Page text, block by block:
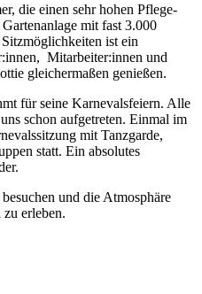
die einen sehr hohen Pflege-
mit fast 3.000
ist ein
Mitarbeiter:innen und
gleichermaßen genießen.
für seine Karnevalsfeiern. Alle
schon aufgetreten. Einmal im
mit Tanzgarde,
statt. Ein absolutes
und die Atmosphäre
zu erleben.